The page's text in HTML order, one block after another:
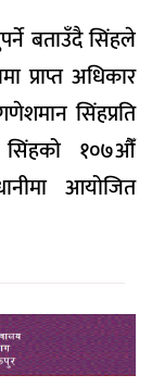
बताउँदै सिंहले
प्राप्त अधिकार
सिंहप्रति
सिंहको १०७औँ
आयोजित